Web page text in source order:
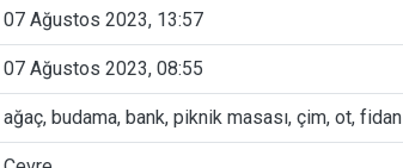
07 Ağustos 2023, 13:57
07 Ağustos 2023, 08:55
ağaç, budama, bank, piknik masası, çim, ot, fidan